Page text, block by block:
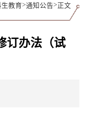
教育>通知公告> 正文
订办法（试